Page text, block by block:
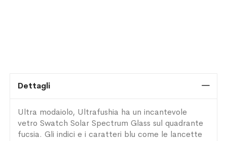
Dettagli
Ultra modaiolo, Ultrafushia ha un incantevole
vetro Swatch Solar Spectrum Glass sul quadrante
fucsia. Gli indici e i caratteri blu come le lancette